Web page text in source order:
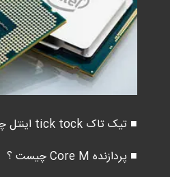
■ تیک تاک tick tock اینتل چیست
■ پردازنده Core M چیست ؟